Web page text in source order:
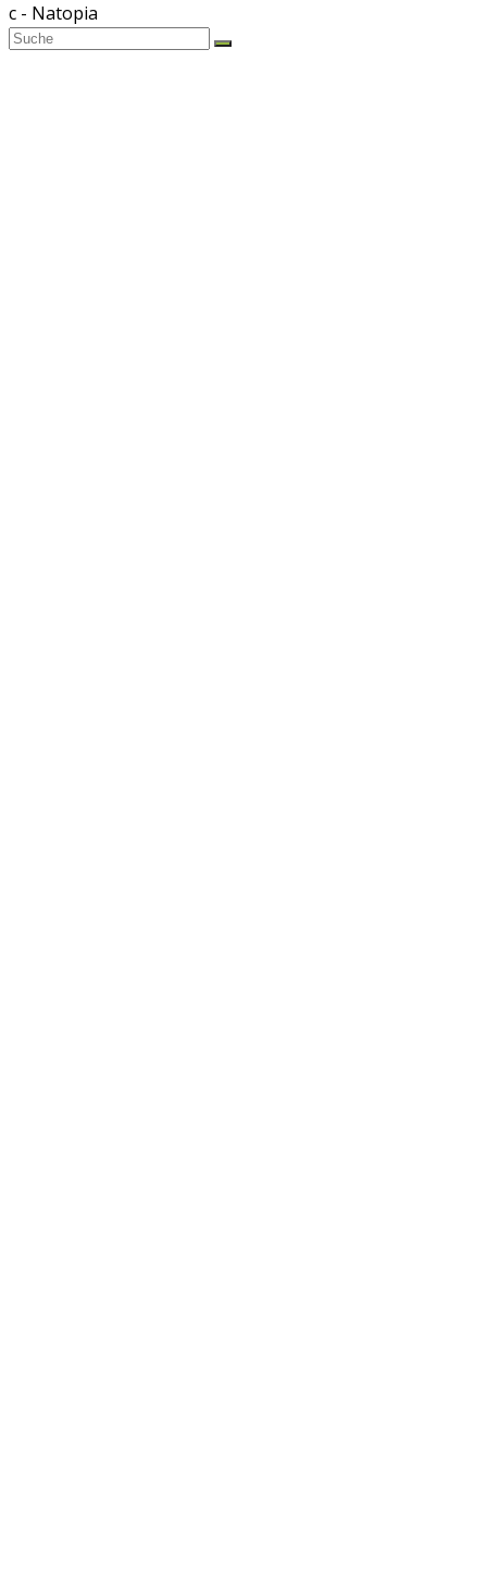
c - Natopia